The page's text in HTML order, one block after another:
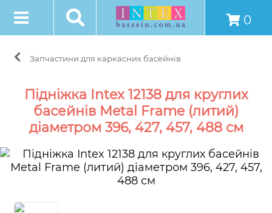
0
Запчастини для каркасних басейнів
Підніжка Intex 12138 для круглих
басейнів Metal Frame (литий)
діаметром 396, 427, 457, 488 см